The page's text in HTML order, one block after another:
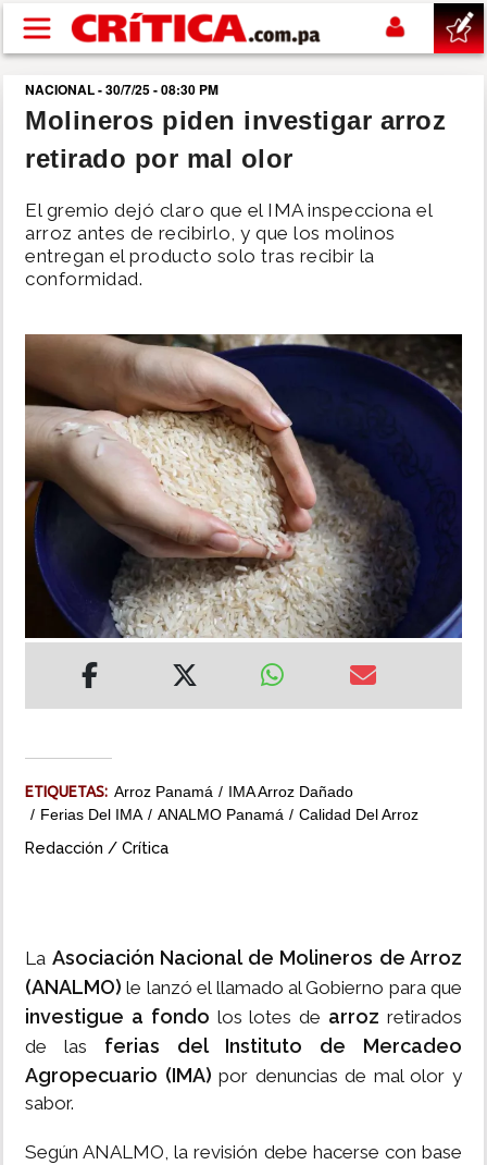
Pasar al contenido principal
buscar
SUCESOS
NACIONAL
POLÍTICA
SHOW
DEPORTES
MUNDO
MULTIMEDIA
NACIONAL - 30/7/25 - 08:30 PM
Molineros piden investigar arroz
retirado por mal olor
El gremio dejó claro que el IMA inspecciona el
arroz antes de recibirlo, y que los molinos
entregan el producto solo tras recibir la
conformidad.
ETIQUETAS: Arroz Panamá
IMA Arroz Dañado
Ferias Del IMA
ANALMO Panamá Calidad Del Arroz
Redacción / Crítica
La Asociación Nacional de Molineros de Arroz
(ANALMO) le lanzó el llamado al Gobierno para que
investigue a fondo los lotes de arroz retirados
de las ferias del Instituto de Mercadeo
Agropecuario (IMA) por denuncias de mal olor y
sabor.
Según ANALMO, la revisión debe hacerse con base